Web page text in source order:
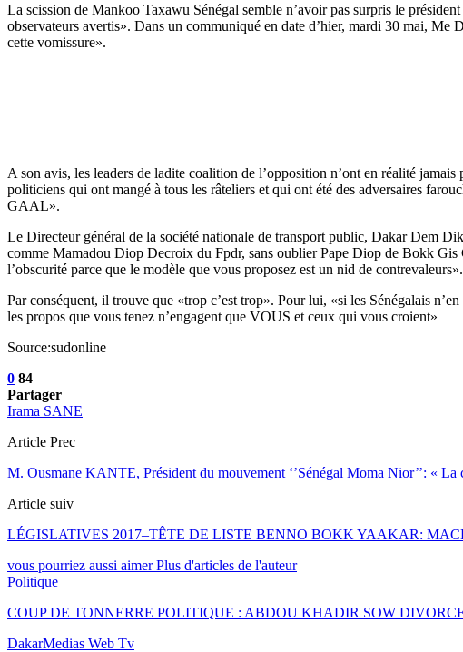
La scission de Mankoo Taxawu Sénégal semble n’avoir pas surpris le
observateurs avertis». Dans un communiqué en date d’hier, mardi 30 mai,
cette vomissure».
A son avis, les leaders de ladite coalition de l’opposition n’ont en réalité
politiciens qui ont mangé à tous les râteliers et qui ont été des adversaires
GAAL».
Le Directeur général de la société nationale de transport public, Dakar Dem
comme Mamadou Diop Decroix du Fpdr, sans oublier Pape Diop de Bokk Gis
l’obscurité parce que le modèle que vous proposez est un nid de contrevaleurs».
Par conséquent, il trouve que «trop c’est trop». Pour lui, «si les Sénégalais
les propos que vous tenez n’engagent que VOUS et ceux qui vous croient»
Source:sudonline
0 84
Partager
Irama SANE
Article Prec
M. Ousmane KANTE, Président du mouvement ‘’Sénégal Moma Nior’’: «
Article suiv
LÉGISLATIVES 2017–TÊTE DE LISTE BENNO BOKK YAAKAR:
vous pourriez aussi aimer Plus d'articles de l'auteur
Politique
COUP DE TONNERRE POLITIQUE : ABDOU KHADIR SOW
DakarMedias Web Tv